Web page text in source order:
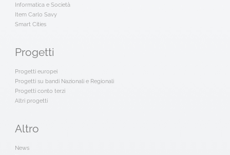
Informatica e Società
Item Carlo Savy
Smart Cities
Progetti
Progetti europei
Progetti su bandi Nazionali e Regionali
Progetti conto terzi
Altri progetti
Altro
News